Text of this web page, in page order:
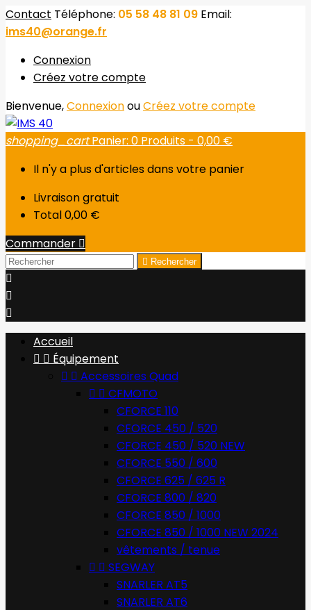
Contact Téléphone: 05 58 48 81 09 Email:
ims40@orange.fr
Connexion
Créez votre compte
Bienvenue,ConnexionouCréez votre compte
shopping_cart Panier: 0 Produits - 0,00 €
Il n'y a plus d'articles dans votre panier
Livraisongratuit
Total0,00 €
Commander 
 Rechercher



Accueil
  Équipement
  Accessoires Quad
  CFMOTO
CFORCE 110
CFORCE 450 / 520
CFORCE 450 / 520 NEW
CFORCE 550 / 600
CFORCE 625 / 625 R
CFORCE 800 / 820
CFORCE 850 / 1000
CFORCE 850 / 1000 NEW 2024
vêtements / tenue
  SEGWAY
SNARLER AT5
SNARLER AT6